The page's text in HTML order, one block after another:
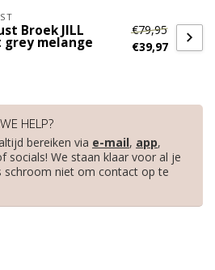
Broek JILL
grey melange
€79,95
€39,97
HELP?
bereiken via e-mail, app,
socials! We staan klaar voor al je
schroom niet om contact op te